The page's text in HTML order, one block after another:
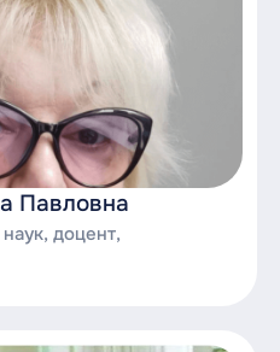
потребителей;
предпринимателей;
в гражданском и
проблемы
Павловна
доцент,